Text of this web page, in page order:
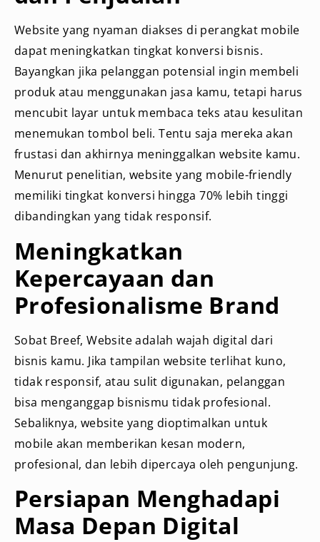
Website yang nyaman diakses di perangkat mobile
dapat meningkatkan tingkat konversi bisnis.
Bayangkan jika pelanggan potensial ingin membeli
produk atau menggunakan jasa kamu, tetapi harus
mencubit layar untuk membaca teks atau kesulitan
menemukan tombol beli. Tentu saja mereka akan
frustasi dan akhirnya meninggalkan website kamu.
Menurut penelitian, website yang mobile-friendly
memiliki tingkat konversi hingga 70% lebih tinggi
dibandingkan yang tidak responsif.
Meningkatkan
Kepercayaan dan
Profesionalisme Brand
Sobat Breef, Website adalah wajah digital dari
bisnis kamu. Jika tampilan website terlihat kuno,
tidak responsif, atau sulit digunakan, pelanggan
bisa menganggap bisnismu tidak profesional.
Sebaliknya, website yang dioptimalkan untuk
mobile akan memberikan kesan modern,
profesional, dan lebih dipercaya oleh pengunjung.
Persiapan Menghadapi
Masa Depan Digital